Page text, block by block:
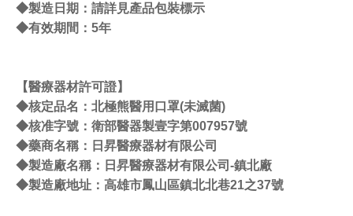
◆製造日期：請詳見產品包裝標示
◆有效期間：5年
【醫療器材許可證】
◆核定品名：北極熊醫用口罩(未滅菌)
◆核准字號：衛部醫器製壹字第007957號
◆藥商名稱：日昇醫療器材有限公司
◆製造廠名稱：日昇醫療器材有限公司-鎮北廠
◆製造廠地址：高雄市鳳山區鎮北北巷21之37號